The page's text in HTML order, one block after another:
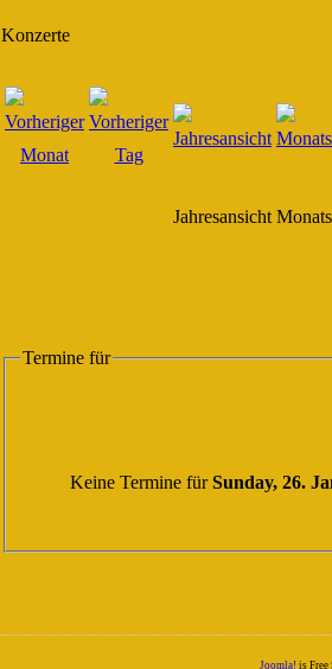
Konzerte
Jahresansicht
Termine für
Keine Termine fürSunday, 26.
Joomla! is Free